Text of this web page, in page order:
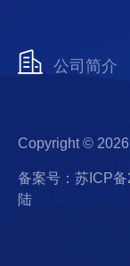
公司简介
Copyright ©
备案号：苏ICP
陆